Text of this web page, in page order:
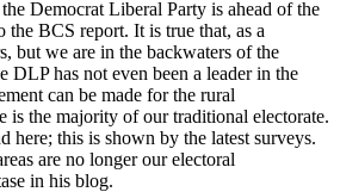
Democrat Liberal Party is ahead of the
the BCS report. It is true that, as a
but we are in the backwaters of the
DLP has not even been a leader in the
can be made for the rural
is the majority of our traditional electorate.
here; this is shown by the latest surveys.
are no longer our electoral
in his blog.